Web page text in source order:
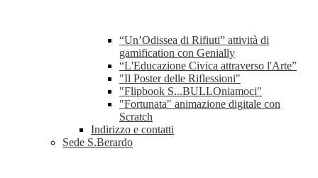
“Un’Odissea di Rifiuti” attività di
gamification con Genially
“L'Educazione Civica attraverso l'Arte”
"Il Poster delle Riflessioni"
"Flipbook S...BULLOniamoci"
"Fortunata" animazione digitale con
Scratch
Indirizzo e contatti
Sede S.Berardo